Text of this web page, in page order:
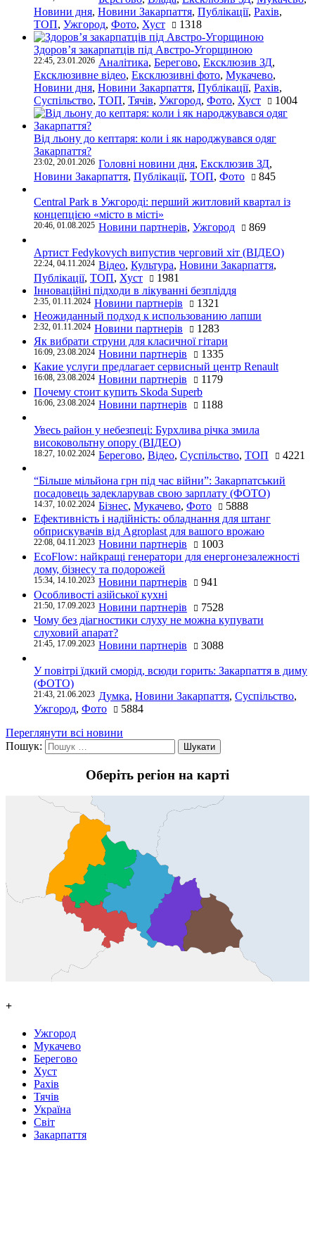
Новини дня, Новини Закарпаття, Публікації, Рахів,
ТОП, Ужгород, Фото, Хуст 1318
Здоров’я закарпатців під Австро-Угорщиною
22:45, 23.01.2026 Аналітика, Берегово, Ексклюзив ЗД,
Ексклюзивне відео, Ексклюзивні фото, Мукачево,
Новини дня, Новини Закарпаття, Публікації, Рахів,
Суспільство, ТОП, Тячів, Ужгород, Фото, Хуст 1004
Від льону до кептаря: коли і як народжувався одяг
Закарпаття?
23:02, 20.01.2026 Головні новини дня, Ексклюзив ЗД,
Новини Закарпаття, Публікації, ТОП, Фото 845
Central Park в Ужгороді: перший житловий квартал із
концепцією «місто в місті»
20:46, 01.08.2025 Новини партнерів, Ужгород 869
Артист Fedykovych випустив черговий хіт (ВІДЕО)
22:24, 04.11.2024 Відео, Культура, Новини Закарпаття,
Публікації, ТОП, Хуст
1981
Інноваційні підходи в лікуванні безпліддя
2:35, 01.11.2024 Новини партнерів
1321
Неожиданный подход к использованию лапши
2:32, 01.11.2024 Новини партнерів
1283
Як вибрати струни для класичної гітари
16:09, 23.08.2024 Новини партнерів
1335
Какие услуги предлагает сервисный центр Renault
16:08, 23.08.2024 Новини партнерів
1179
Почему стоит купить Skoda Superb
16:06, 23.08.2024 Новини партнерів 1188
Увесь район у небезпеці: Бурхлива річка змила
високовольтну опору (ВІДЕО)
18:27, 10.02.2024 Берегово, Відео, Суспільство, ТОП 4221
“Більше мільйона грн під час війни”: Закарпатський
посадовець задекларував свою зарплату (ФОТО)
14:37, 10.02.2024 Бізнес, Мукачево, Фото
5888
Ефективність і надійність: обладнання для штанг
обприскувачів від Agroplast для вашого врожаю
22:08, 04.11.2023 Новини партнерів
1003
EcoFlow: найкращі генератори для енергонезалежності
дому, бізнесу та подорожей
15:34, 14.10.2023 Новини партнерів
941
Особливості азійської кухні
21:50, 17.09.2023 Новини партнерів
7528
Чому без діагностики слуху не можна купувати
слуховий апарат?
21:45, 17.09.2023 Новини партнерів 3088
У повітрі їдкий сморід, всюди горить: Закарпаття в диму
(ФОТО)
21:43, 21.06.2023 Думка, Новини Закарпаття, Суспільство,
Ужгород, Фото
5884
Переглянути всі новини
Пошук:
Оберіть регіон на карті
+
Ужгород
Мукачево
Берегово
Хуст
Рахів
Тячів
Україна
Світ
Закарпаття